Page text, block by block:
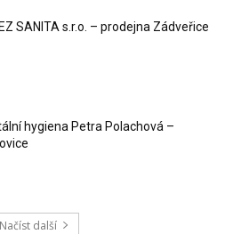
SANITA s.r.o. – prodejna Zádveřice
hygiena Petra Polachová –
Načíst další